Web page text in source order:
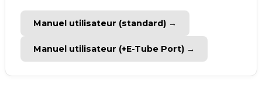
Manuel utilisateur (standard) →
Manuel utilisateur (+E-Tube Port) →